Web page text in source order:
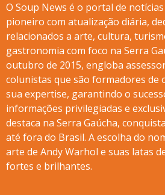
O Soup News é o portal de
pioneiro com atualização diária,
relacionados a arte, cultura,
gastronomia com foco na Serra
outubro de 2015, engloba
colunistas que são formadores de
sua expertise, garantindo o
informações privilegiadas e
destaca na Serra Gaúcha,
até fora do Brasil. A escolha do
arte de Andy Warhol e suas latas
fortes e brilhantes.